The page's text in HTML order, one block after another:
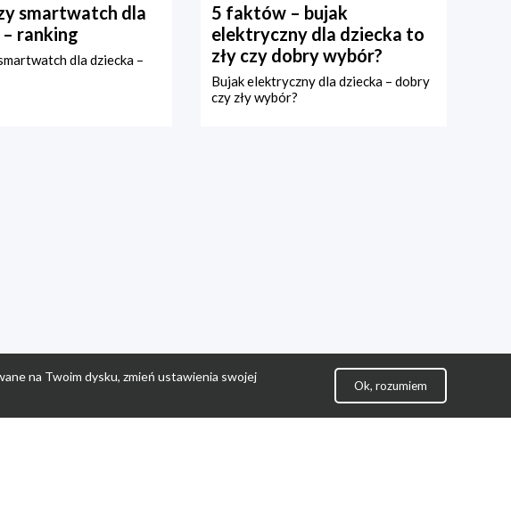
smartwatch dla
ranking
dla dziecka –
5 faktów – bujak
elektryczny dla dziecka to
zły czy dobry wybór?
Bujak elektryczny dla dziecka – dobry
czy zły wybór?
na Twoim dysku, zmień ustawienia swojej
Ok, rozumiem